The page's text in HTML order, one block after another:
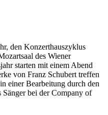
den Konzerthauszyklus
des Wiener
starten mit einem Abend
von Franz Schubert treffen
einer Bearbeitung durch den
bei der Company of